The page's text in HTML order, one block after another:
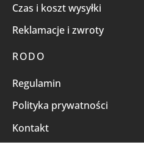
Czas i koszt wysyłki
Reklamacje i zwroty
RODO
Regulamin
Polityka prywatności
Kontakt